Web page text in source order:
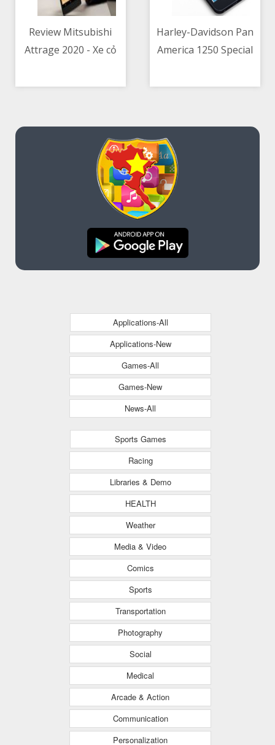
Review Mitsubishi
Attrage 2020 - Xe cỏ
Harley-Davidson Pan
America 1250 Special
giá từ 839 triệu
Applications-All
Applications-New
Games-All
Games-New
News-All
Sports Games
Racing
Libraries & Demo
HEALTH
Weather
Media & Video
Comics
Sports
Transportation
Photography
Social
Medical
Arcade & Action
Communication
Personalization